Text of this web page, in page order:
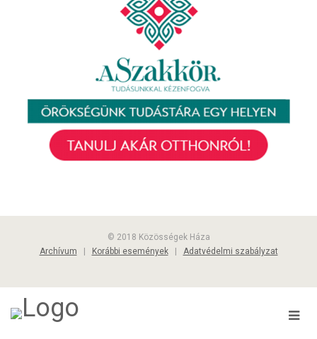
© 2018 Közösségek Háza
Archívum
Korábbi események| Adatvédelmi szabályzat